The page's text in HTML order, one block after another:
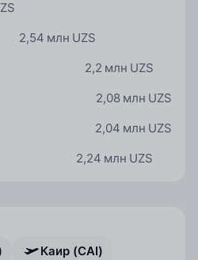
2,54 млн UZS
2,2 млн UZS
2,08 млн UZS
2,04 млн UZS
2,24 млн UZS
Каир (CAI)